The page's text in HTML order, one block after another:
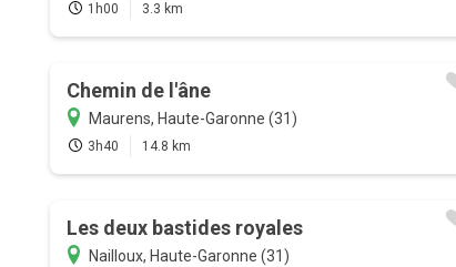
1h00 3.3 km
Chemin de l'âne
Maurens, Haute-Garonne (31)
3h40 14.8 km
Les deux bastides royales
Nailloux, Haute-Garonne (31)